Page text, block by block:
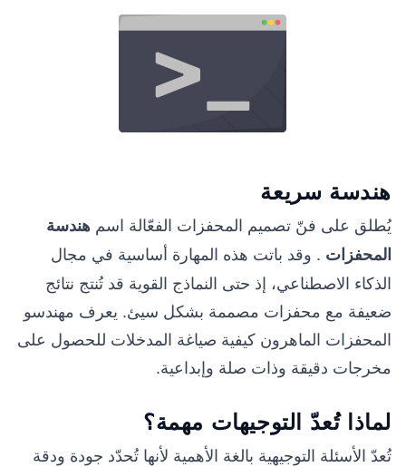
هندسة سريعة
يُطلق على فنّ تصميم المحفزات الفعّالة اسم هندسة
المحفزات . وقد باتت هذه المهارة أساسية في مجال
الذكاء الاصطناعي، إذ حتى النماذج القوية قد تُنتج نتائج
ضعيفة مع محفزات مصممة بشكل سيئ. يعرف مهندسو
المحفزات الماهرون كيفية صياغة المدخلات للحصول على
مخرجات دقيقة وذات صلة وإبداعية.
لماذا تُعدّ التوجيهات مهمة؟
تُعدّ الأسئلة التوجيهية بالغة الأهمية لأنها تُحدّد جودة ودقة